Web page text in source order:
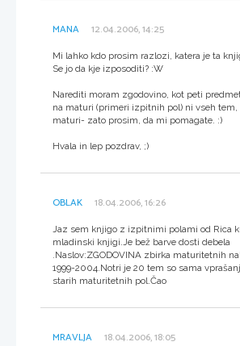
MANA 12.04.2006, 14:25
Mi lahko kdo prosim razlozi, katera je ta
Se jo da kje izposoditi? :W
Narediti moram zgodovino, kot peti
na maturi (primeri izpitnih pol) ni vseh tem,
maturi- zato prosim, da mi pomagate. :)
Hvala in lep pozdrav, ;)
OBLAK 18.04.2006, 16:26
Jaz sem knjigo z izpitnimi polami od Rica
mladinski knjigi.Je bež barve dosti debela
.Naslov:ZGODOVINA zbirka maturitetnih
1999-2004.Notri je 20 tem so sama
starih maturitetnih pol.Čao
MRAVLJA 18.04.2006, 18:05